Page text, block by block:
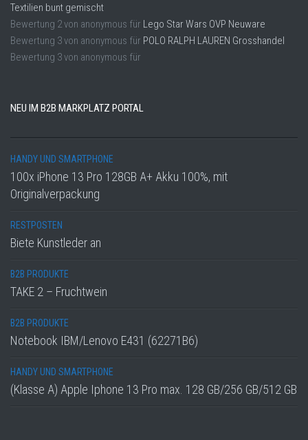
Textilien bunt gemischt
Bewertung 2von anonymous für Lego Star Wars OVP Neuware
Bewertung 3von anonymous für POLO RALPH LAUREN Grosshandel
Bewertung 3von anonymous für
NEU IM B2B MARKPLATZ PORTAL
HANDY UND SMARTPHONE
100x iPhone 13 Pro 128GB A+ Akku 100%, mit
Originalverpackung
RESTPOSTEN
Biete Kunstleder an
B2B PRODUKTE
TAKE 2 – Fruchtwein
B2B PRODUKTE
Notebook IBM/Lenovo E431 (62271B6)
HANDY UND SMARTPHONE
(Klasse A) Apple Iphone 13 Pro max. 128 GB/256 GB/512 GB